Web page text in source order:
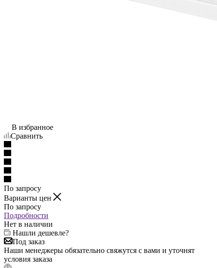
В избранное
Сравнить
По запросу
Варианты цен
По запросу
Подробности
Нет в наличии
Нашли дешевле?
Под заказ
Наши менеджеры обязательно свяжутся с вами и уточнят
условия заказа